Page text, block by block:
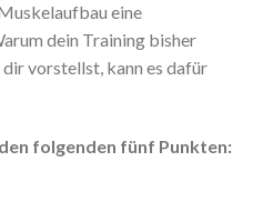
eine
dein Training bisher
vorstellst, kann es dafür
folgenden fünf Punkten: